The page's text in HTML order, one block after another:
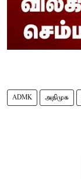
ADMK அதிமுக